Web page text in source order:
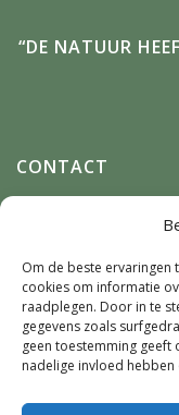
Om de beste ervaringen
cookies om informatie
raadplegen. Door in te
gegevens zoals
geen toestemming geeft
nadelige invloed
“DE NATUUR
CONTACT
E-mail:
Telefoon:0641124587
SOCIAL MEDIA